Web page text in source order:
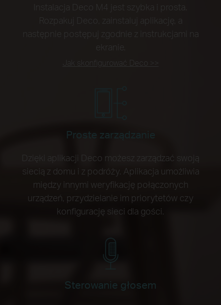
Instalacja Deco M4 jest szybka i prosta.
Rozpakuj Deco, zainstaluj aplikację, a
następnie postępuj zgodnie z instrukcjami na
ekranie.
Jak skonfigurować Deco >>
Proste zarządzanie
Dzięki aplikacji Deco możesz zarządzać swoją
siecią z domu i z podróży. Aplikacja umożliwia
między innymi weryfikację połączonych
urządzeń, przydzielanie im priorytetów czy
konfigurację sieci dla gości.
Sterowanie głosem